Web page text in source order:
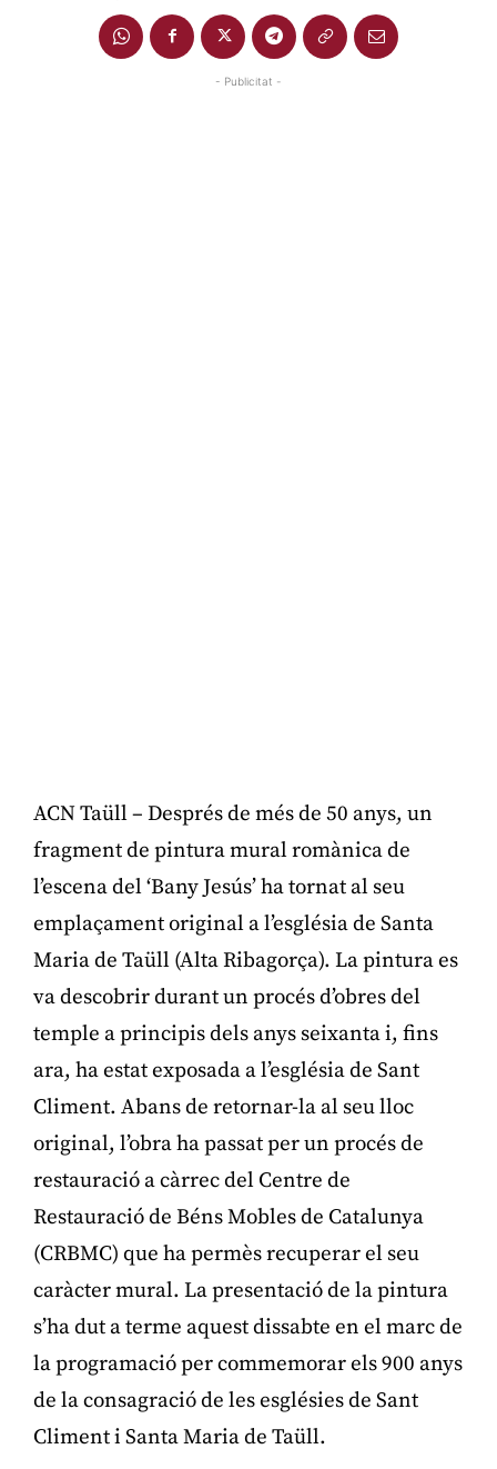
- Publicitat -
ACN Taüll – Després de més de 50 anys, un
fragment de pintura mural romànica de
l’escena del ‘Bany Jesús’ ha tornat al seu
emplaçament original a l’església de Santa
Maria de Taüll (Alta Ribagorça). La pintura es
va descobrir durant un procés d’obres del
temple a principis dels anys seixanta i, fins
ara, ha estat exposada a l’església de Sant
Climent. Abans de retornar-la al seu lloc
original, l’obra ha passat per un procés de
restauració a càrrec del Centre de
Restauració de Béns Mobles de Catalunya
(CRBMC) que ha permès recuperar el seu
caràcter mural. La presentació de la pintura
s’ha dut a terme aquest dissabte en el marc de
la programació per commemorar els 900 anys
de la consagració de les esglésies de Sant
Climent i Santa Maria de Taüll.